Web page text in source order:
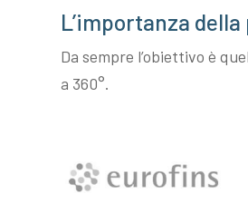
L’importanza
Da sempre l’obiettivo è
a 360°.